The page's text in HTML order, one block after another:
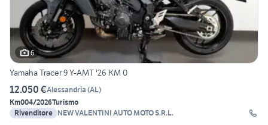
6
Yamaha Tracer 9 Y-AMT '26 KM 0
12.050 €Alessandria (AL)
Km004/2026Turismo
Rivenditore NEW VALENTINI AUTO MOTO S.R.L.